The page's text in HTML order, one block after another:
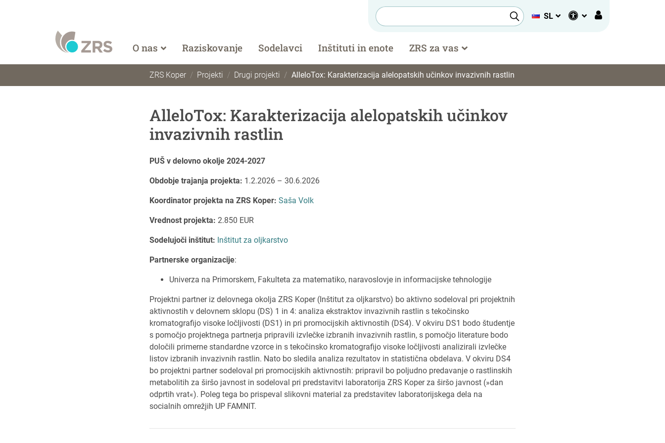
SL
O nas Raziskovanje Sodelavci Inštituti in enote ZRS za vas
ZRS Koper Projekti Drugi projekti AlleloTox: Karakterizacija alelopatskih učinkov invazivnih rastlin
AlleloTox: Karakterizacija alelopatskih učinkov
invazivnih rastlin
PUŠ v delovno okolje 2024-2027
Obdobje trajanja projekta: 1.2.2026 – 30.6.2026
Koordinator projekta na ZRS Koper: Saša Volk
Vrednost projekta: 2.850 EUR
Sodelujoči inštitut: Inštitut za oljkarstvo
Partnerske organizacije:
Univerza na Primorskem, Fakulteta za matematiko, naravoslovje in informacijske tehnologije
Projektni partner iz delovnega okolja ZRS Koper (Inštitut za oljkarstvo) bo aktivno sodeloval pri projektnih
aktivnostih v delovnem sklopu (DS) 1 in 4: analiza ekstraktov invazivnih rastlin s tekočinsko
kromatografijo visoke ločljivosti (DS1) in pri promocijskih aktivnostih (DS4). V okviru DS1 bodo študentje
s pomočjo projektnega partnerja pripravili izvlečke izbranih invazivnih rastlin, s pomočjo literature bodo
določili primerne standardne vzorce in s tekočinsko kromatografijo visoke ločljivosti analizirali izvlečke
listov izbranih invazivnih rastlin. Nato bo sledila analiza rezultatov in statistična obdelava. V okviru DS4
bo projektni partner sodeloval pri promocijskih aktivnostih: pripravil bo poljudno predavanje o rastlinskih
metabolitih za širšo javnost in sodeloval pri predstavitvi laboratorija ZRS Koper za širšo javnost (»dan
odprtih vrat«). Poleg tega bo prispeval slikovni material za predstavitev laboratorijskega dela na
socialnih omrežjih UP FAMNIT.